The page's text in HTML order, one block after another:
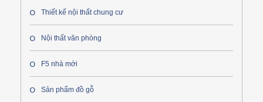
Thiết kế nội thất chung cư
Nội thất văn phòng
F5 nhà mới
Sản phẩm đồ gỗ